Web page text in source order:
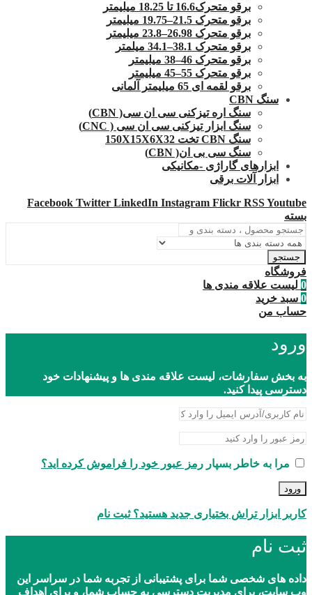
برقو متحرک16.6 تا 18.25 میلیمتر
برقو متحرک 21.5–19.75 میلیمتر
برقو متحرک 26.98–23.8 میلیمتر
برقو متحرک 38.1–34.1 میلمتر
برقو متحرک 46–38 میلیمتر
برقو متحرک 55–45 میلیمتر
برقو لقمه ای 65 میلیمتر آلمانی
سنگ CBN
سنگ اره تیزکنی سی ان سی( CBN)
سنگ ابزار تیزکنی سی ان سی ( CNC)
سنگ CBN تخت 150X15X6X32
سنگ سی بی ان( CBN)
ابزارهای گاراژی -مکانیکی
ابزار آلات برقی
Facebook Twitter LinkedIn Instagram Flickr RSSYoutube
بسته
جستجو
فروشگاه
0 لیست علاقه مندی ها
0 سبد خرید
حساب من
ورود
به بخش سفارشات، لیست علاقه مندی ها و پیشنهادات خود
دسترسی پیدا کنید.
مرا به خاطر بسپار رمز عبور خود را فراموش کرده اید؟
ورود
کاربر ابزار تراش بختیاری جدید هستید؟ ثبت نام
ثبت نام
داده های شخصی شما برای پشتیبانی از تجربه شما در سراسر این
وب سایت، برای مدیریت دسترسی به حساب شما، و برای اهداف